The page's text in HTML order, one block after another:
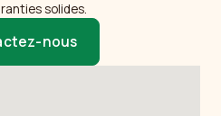
solides.
nous